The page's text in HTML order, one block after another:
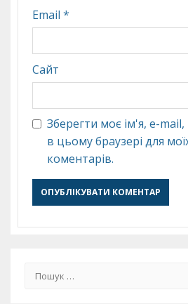
Email *
Сайт
Зберегти моє ім'я, e-mail,
в цьому браузері для
коментарів.
Пошук: